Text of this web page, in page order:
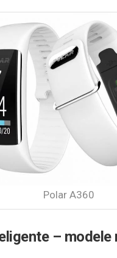
Polar A360
– modele